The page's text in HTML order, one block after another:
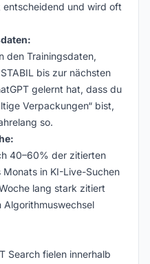
entscheidend und wird oft
den Trainingsdaten,
bis zur nächsten
gelernt hat, dass du
Verpackungen“ bist,
so.
40–60% der zitierten
Monats in KI-Live-Suchen
lang stark zitiert
Search fielen innerhalb